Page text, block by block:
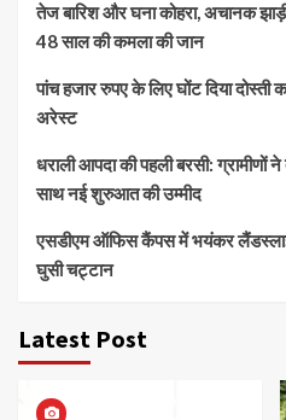
तेज बारिश और घना कोहरा, अचानक
48 साल की कमला की जान
पांच हजार रुपए के लिए घोंट दिया दोस्ती
अरेस्ट
धराली आपदा की पहली बरसी: ग्रामीणों ने
साथ नई शुरुआत की उम्मीद
एसडीएम ऑफिस कैंपस में भयंकर
घुसी चट्टान
Latest Post